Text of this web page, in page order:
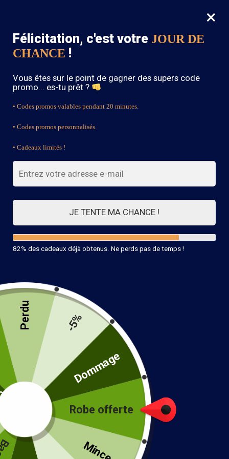
0
SOLDES : -15% sur toute la boutique avec le code « BOHEME15 »
×
Félicitation, c'est votre JOUR DE
CHANCE !
Vous êtes sur le point de gagner des supers code
promo... es-tu prêt ?
• Codes promos valables pendant 20 minutes.
• Codes promos personnalisés.
• Cadeaux limités !
JE TENTE MA CHANCE !
82% des cadeaux déjà obtenus. Ne perds pas de temps !
Robe offerte
Perdu -5%
Dommage